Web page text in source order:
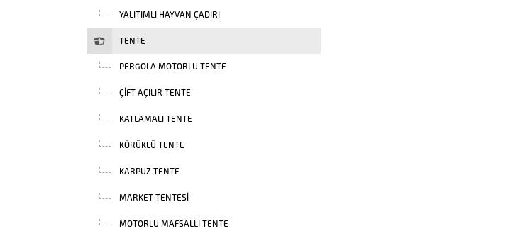
YALITIMLI HAYVAN ÇADIRI
TENTE
PERGOLA MOTORLU TENTE
ÇIFT AÇILIR TENTE
KATLAMALI TENTE
KÖRÜKLÜ TENTE
KARPUZ TENTE
MARKET TENTESI
MOTORLU MAFSALLI TENTE